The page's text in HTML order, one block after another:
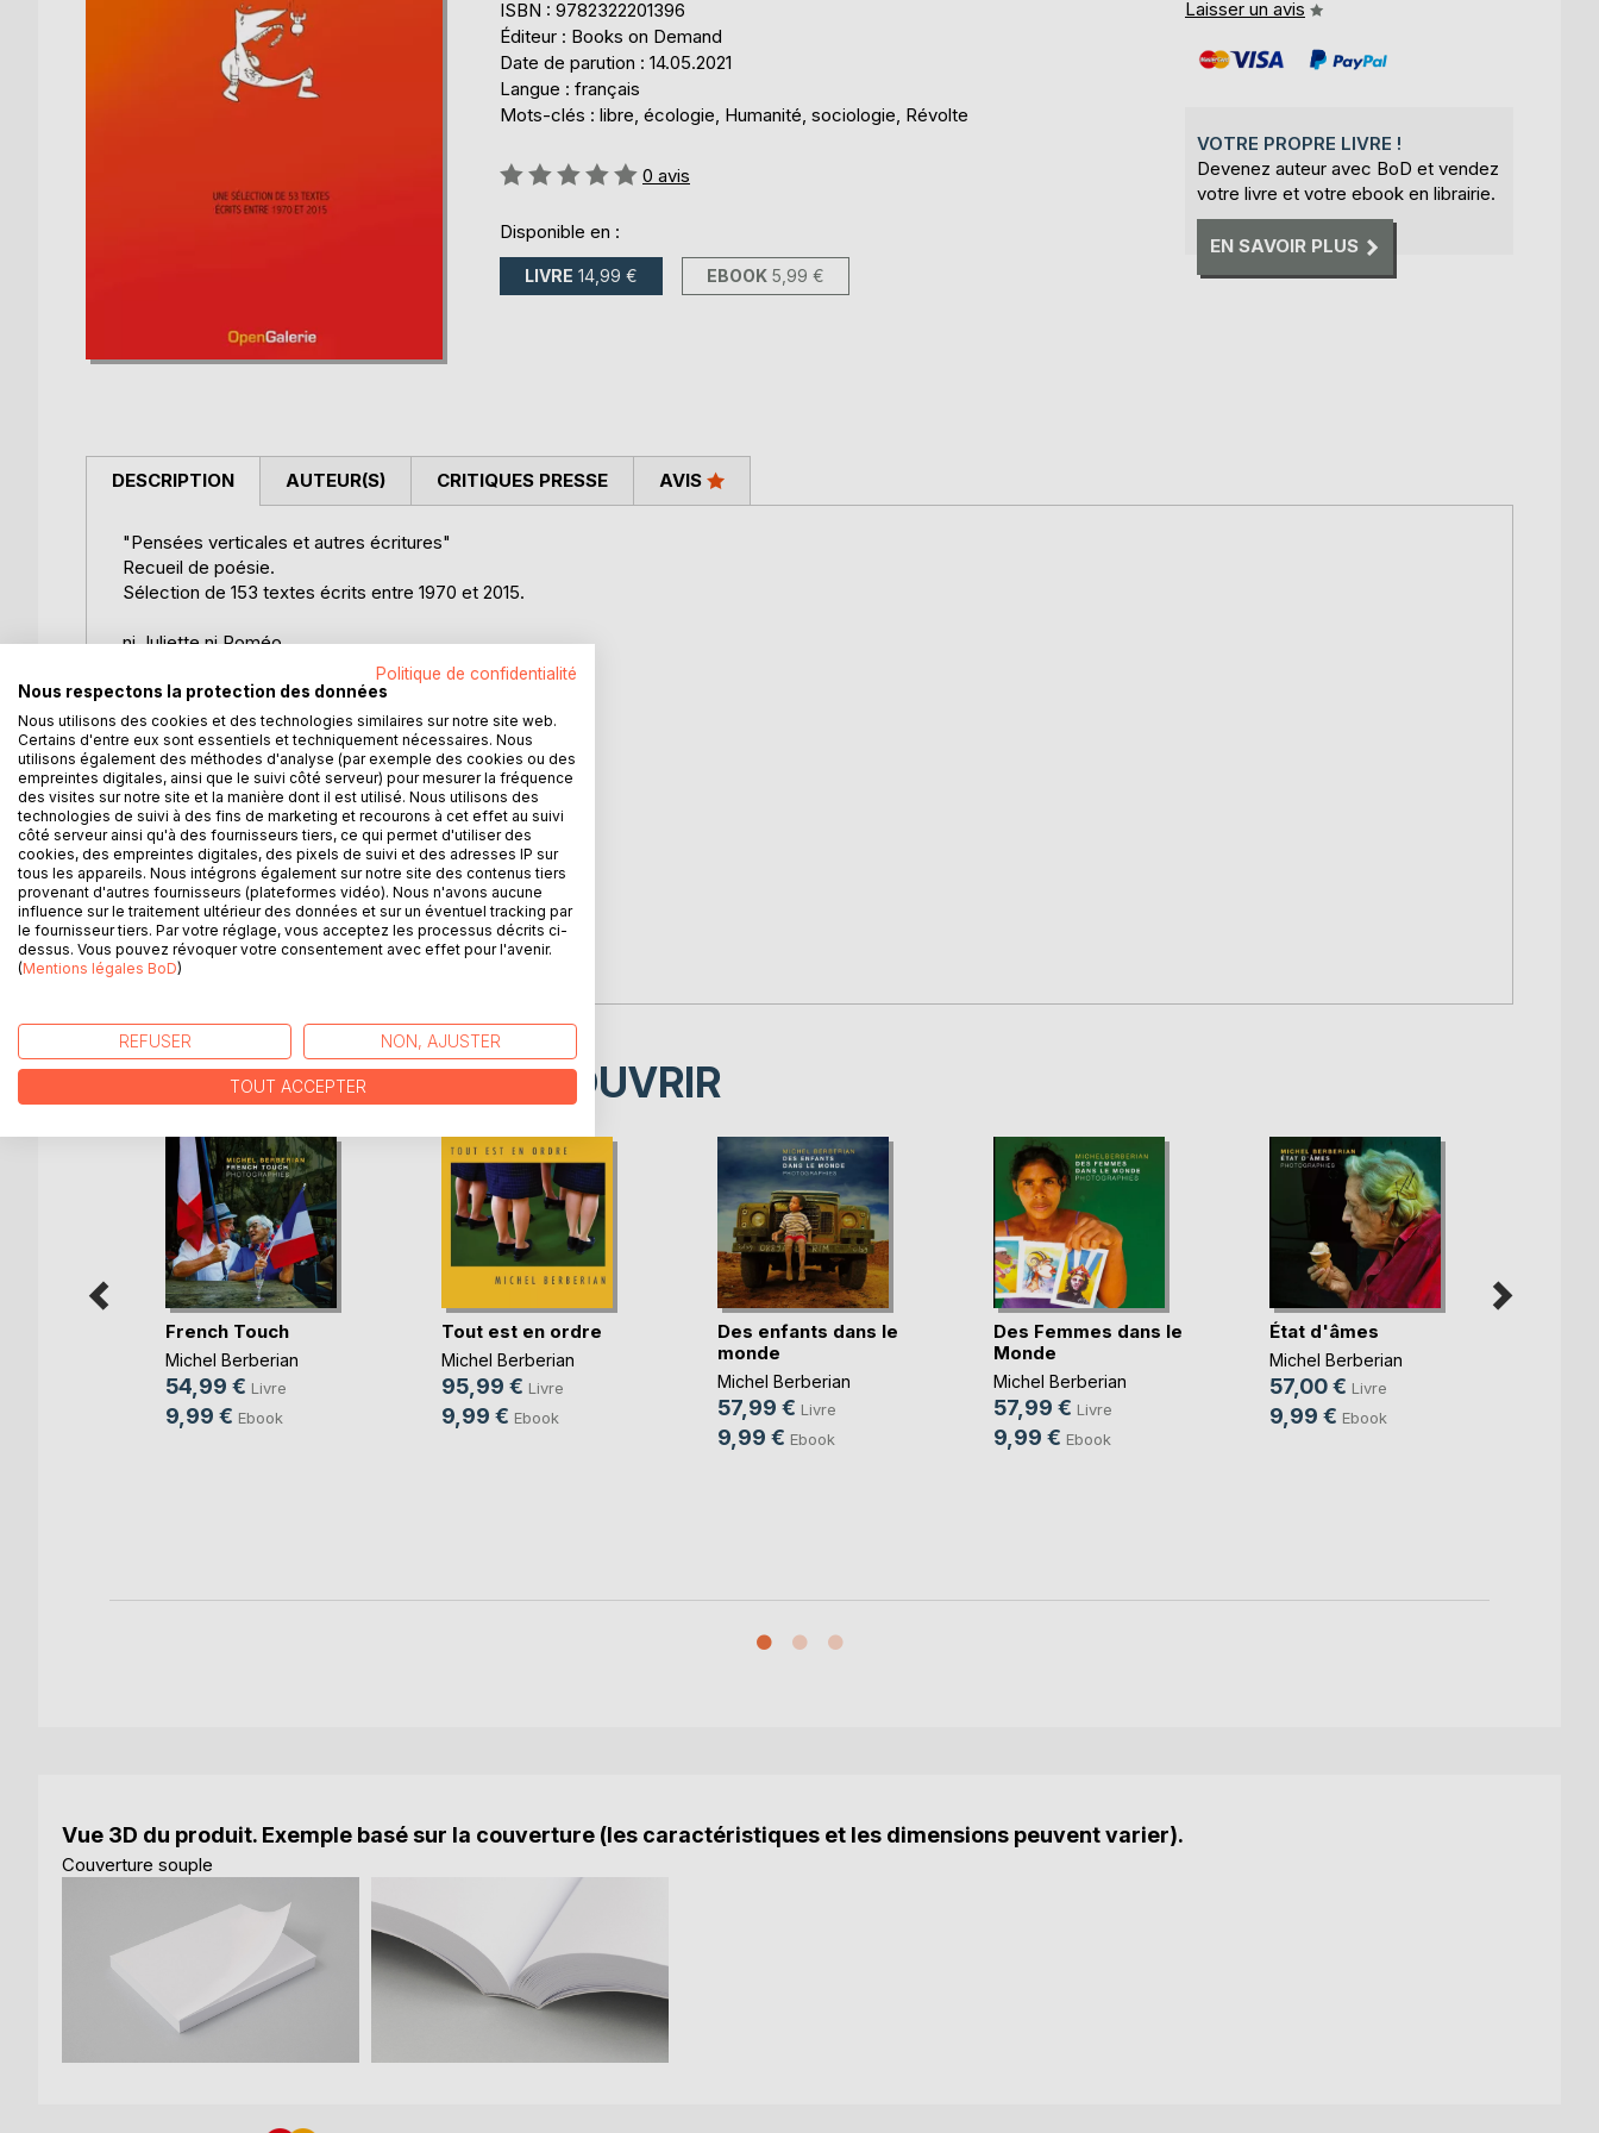
ISBN : 9782322201396
Éditeur : Books on Demand
Date de parution : 14.05.2021
Langue : français
Mots-clés : libre, écologie, Humanité, sociologie, Révolte
Évaluation:
0 avis
Disponible en :
LIVRE 14,99 € EBOOK 5,99 €
Laisser un avis
VOTRE PROPRE LIVRE !
Devenez auteur avec BoD et vendez
votre livre et votre ebook en librairie.
EN SAVOIR PLUS
DESCRIPTION
"Pensées verticales et autres écritures"
Recueil de poésie.
Sélection de 153 textes écrits entre 1970 et 2015.
ni Juliette ni Roméo
dans leurs tubes de métal
ivres de mauvaise radio
éphémères indigènes
moribonds et bancals
ils dansent illettrés
virevoltent et s'emmêlent
aliénés à ces soleils artificiels
à deux pas de l'immensité
Corpus Christi 1970
AUTEUR(S) CRITIQUES PRESSE AVIS
D’AUTRES TITRES À DÉCOUVRIR
French Touch
Michel Berberian
54,99 € Livre
9,99 € Ebook
Tout est en ordre
Michel Berberian
95,99 € Livre
9,99 € Ebook
Des enfants dans le
monde
Michel Berberian
57,99 € Livre
9,99 € Ebook
Des Femmes dans le
Monde
Michel Berberian
57,99 € Livre
9,99 € Ebook
État d'âmes
Michel Berberian
57,00 € Livre
9,99 € Ebook
Vue 3D du produit. Exemple basé sur la couverture (les caractéristiques et les dimensions peuvent varier).
Couverture souple
Politique de confidentialité
Nous respectons la protection des données
Nous utilisons des cookies et des technologies similaires sur notre site web.
Certains d'entre eux sont essentiels et techniquement nécessaires. Nous
utilisons également des méthodes d'analyse (par exemple des cookies ou des
empreintes digitales, ainsi que le suivi côté serveur) pour mesurer la fréquence
des visites sur notre site et la manière dont il est utilisé. Nous utilisons des
technologies de suivi à des fins de marketing et recourons à cet effet au suivi
côté serveur ainsi qu'à des fournisseurs tiers, ce qui permet d'utiliser des
cookies, des empreintes digitales, des pixels de suivi et des adresses IP sur
tous les appareils. Nous intégrons également sur notre site des contenus tiers
provenant d'autres fournisseurs (plateformes vidéo). Nous n'avons aucune
influence sur le traitement ultérieur des données et sur un éventuel tracking par
le fournisseur tiers. Par votre réglage, vous acceptez les processus décrits ci-
dessus. Vous pouvez révoquer votre consentement avec effet pour l'avenir.
(Mentions légales BoD)
REFUSER NON, AJUSTER
TOUT ACCEPTER